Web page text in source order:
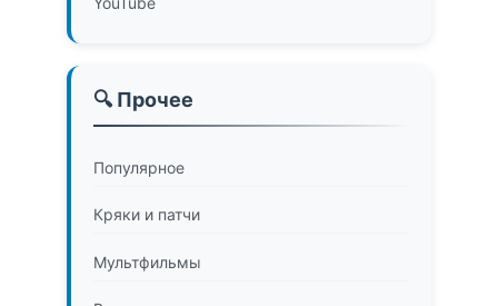
🔍 Прочее
Популярное
Кряки и патчи
Мультфильмы